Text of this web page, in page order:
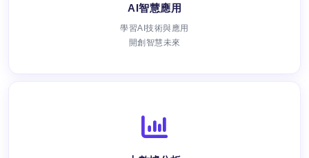
AI智慧應用
學習AI技術與應用
開創智慧未來